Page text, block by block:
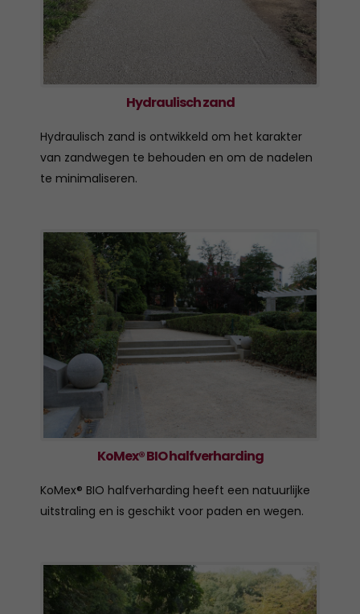
Hydraulisch zand
Hydraulisch zand is ontwikkeld om het karakter
van zandwegen te behouden en om de nadelen
te minimaliseren.
KoMex® BIO halfverharding
KoMex® BIO halfverharding heeft een natuurlijke
uitstraling en is geschikt voor paden en wegen.